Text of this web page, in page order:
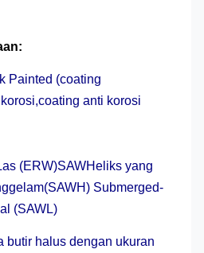
:
Painted (coating
anti korosi
(ERW)SAWHeliks yang
(SAWH) Submerged-
(SAWL)
butir halus dengan ukuran